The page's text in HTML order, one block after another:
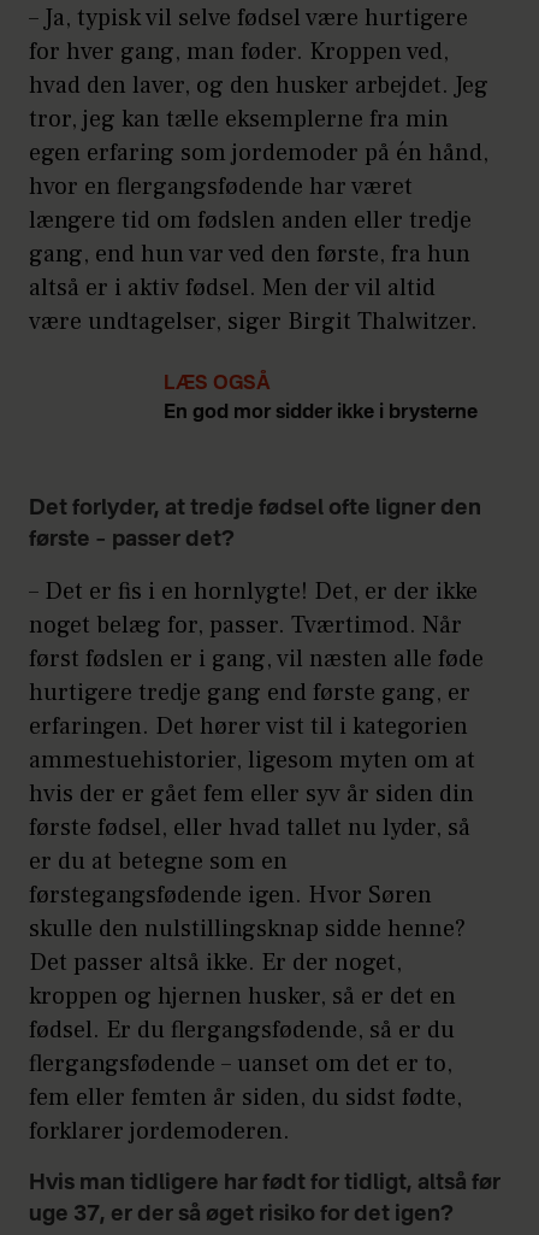
– Ja, typisk vil selve fødsel være hurtigere
for hver gang, man føder. Kroppen ved,
hvad den laver, og den husker arbejdet. Jeg
tror, jeg kan tælle eksemplerne fra min
egen erfaring som jordemoder på én hånd,
hvor en flergangsfødende har været
længere tid om fødslen anden eller tredje
gang, end hun var ved den første, fra hun
altså er i aktiv fødsel. Men der vil altid
være undtagelser, siger Birgit Thalwitzer.
LÆS OGSÅ
En god mor sidder ikke i brysterne
Det forlyder, at tredje fødsel ofte ligner den
første – passer det?
– Det er fis i en hornlygte! Det, er der ikke
noget belæg for, passer. Tværtimod. Når
først fødslen er i gang, vil næsten alle føde
hurtigere tredje gang end første gang, er
erfaringen. Det hører vist til i kategorien
ammestuehistorier, ligesom myten om at
hvis der er gået fem eller syv år siden din
første fødsel, eller hvad tallet nu lyder, så
er du at betegne som en
førstegangsfødende igen. Hvor Søren
skulle den nulstillingsknap sidde henne?
Det passer altså ikke. Er der noget,
kroppen og hjernen husker, så er det en
fødsel. Er du flergangsfødende, så er du
flergangsfødende – uanset om det er to,
fem eller femten år siden, du sidst fødte,
forklarer jordemoderen.
Hvis man tidligere har født for tidligt, altså før
uge 37, er der så øget risiko for det igen?